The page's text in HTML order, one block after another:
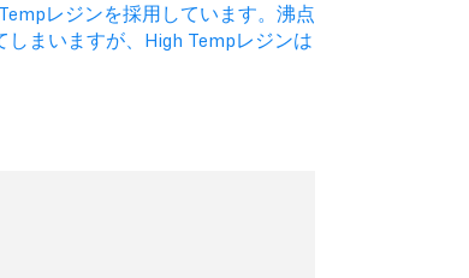
レジンを採用しています。沸点
まいますが、High Tempレジンは